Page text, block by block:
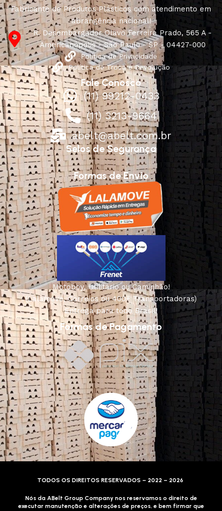
Fabricante de Produtos Plásticos com atendimento em
abrangência nacional!
R. Desembargador Olavo Ferreira Prado, 565 A -
Americanópolis - São Paulo - SP - 04427-000
Política de Privacidade
Política de Troca e Devolução
Fale Conosco
(11) 99212-0433
(11) 3213-9664
abelt@abelt.com.br
Selos de Segurança
Formas de Envio
Motoboy, Utilitário ou Caminhão!
(Lalamove, Correios ou 400+ Transportadoras)
Entrega para todo Brasil!
Formas de Pagamento
TODOS OS DIREITOS RESERVADOS – 2022 – 2026
Nós da ABelt Group Company nos reservamos o direito de
executar manutenção e alterações de preços, e bem firmar que